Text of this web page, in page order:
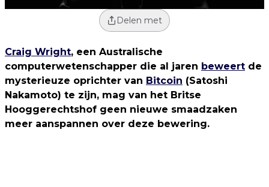
Delen met
Craig Wright, een Australische
computerwetenschapper die al jaren beweert de
mysterieuze oprichter van Bitcoin (Satoshi
Nakamoto) te zijn, mag van het Britse
Hooggerechtshof geen nieuwe smaadzaken
meer aanspannen over deze bewering.